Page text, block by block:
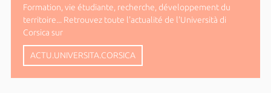
Formation, vie étudiante, recherche, développement du
territoire... Retrouvez toute l'actualité de l'Università di
Corsica sur
ACTU.UNIVERSITA.CORSICA